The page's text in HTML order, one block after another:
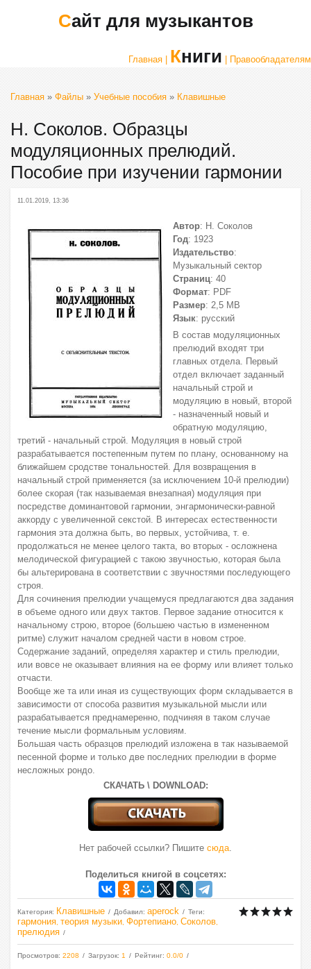
Сайт для музыкантов
Главная | Книги | Правообладателям
Главная » Файлы » Учебные пособия » Клавишные
Н. Соколов. Образцы
модуляционных прелюдий.
Пособие при изучении гармонии
11.01.2019, 13:36
Автор: Н. Соколов
Год: 1923
Издательство:
Музыкальный сектор
Страниц: 40
Формат: PDF
Размер: 2,5 МВ
Язык: русский
В состав модуляционных
прелюдий входят три
главных отдела. Первый
отдел включает заданный
начальный строй и
модуляцию в новый, второй
- назначенный новый и
обратную модуляцию,
третий - начальный строй. Модуляция в новый строй
разрабатывается постепенным путем по плану, основанному на
ближайшем сродстве тональностей. Для возвращения в
начальный строй применяется (за исключением 10-й прелюдии)
более скорая (так называемая внезапная) модуляция при
посредстве доминантовой гармонии, энгармонически-равной
аккорду с увеличенной секстой. В интересах естественности
гармония эта должна быть, во первых, устойчива, т. е.
продолжаться не менее целого такта, во вторых - осложнена
мелодической фигурацией с такою звучностью, которая была
бы альтерирована в соответствии с звучностями последующего
строя.
Для сочинения прелюдии учащемуся предлагаются два задания
в объеме одного или двух тактов. Первое задание относится к
начальному строю, второе (большею частью в измененном
ритме) служит началом средней части в новом строе.
Содержание заданий, определяя характер и стиль прелюдии,
или вовсе не оказывает влияния на ее форму или влияет только
отчасти.
Вообще же та или иная из существующих форм складывается в
зависимости от способа развития музыкальной мысли или
разрабатывается преднамеренно, подчиняя в таком случае
течение мысли формальным условиям.
Большая часть образцов прелюдий изложена в так называемой
песенной форме и только две последних прелюдии в форме
несложных рондо.
СКАЧАТЬ \ DOWNLOAD:
Нет рабочей ссылки? Пишите сюда.
Поделиться книгой в соцсетях:
Категория: Клавишные Добавил: aperock Теги:
гармония теория музыки Фортепиано Соколов
прелюдия
Просмотров: 2208 Загрузок: 1 Рейтинг: 0.0/0